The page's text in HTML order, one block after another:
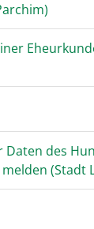
Daten des
(Stadt